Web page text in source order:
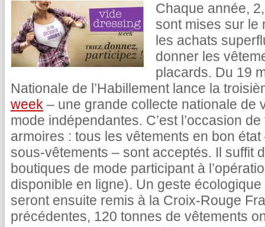
Chaque année,
sont mises sur le
les achats
donner les
placards. Du 19
Nationale de l’Habillement lance la
week – une grande collecte nationale de
mode indépendantes. C’est l’occasion
armoires : tous les vêtements en bon
sous-vêtements – sont acceptés. Il suffit
boutiques de mode participant à
disponible en ligne). Un geste
seront ensuite remis à la Croix-Rouge
précédentes, 120 tonnes de vêtements